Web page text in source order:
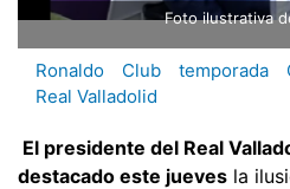
Foto ilustrativa
Ronaldo Club temporada
Real Valladolid
El presidente del Real
destacado este jueves la